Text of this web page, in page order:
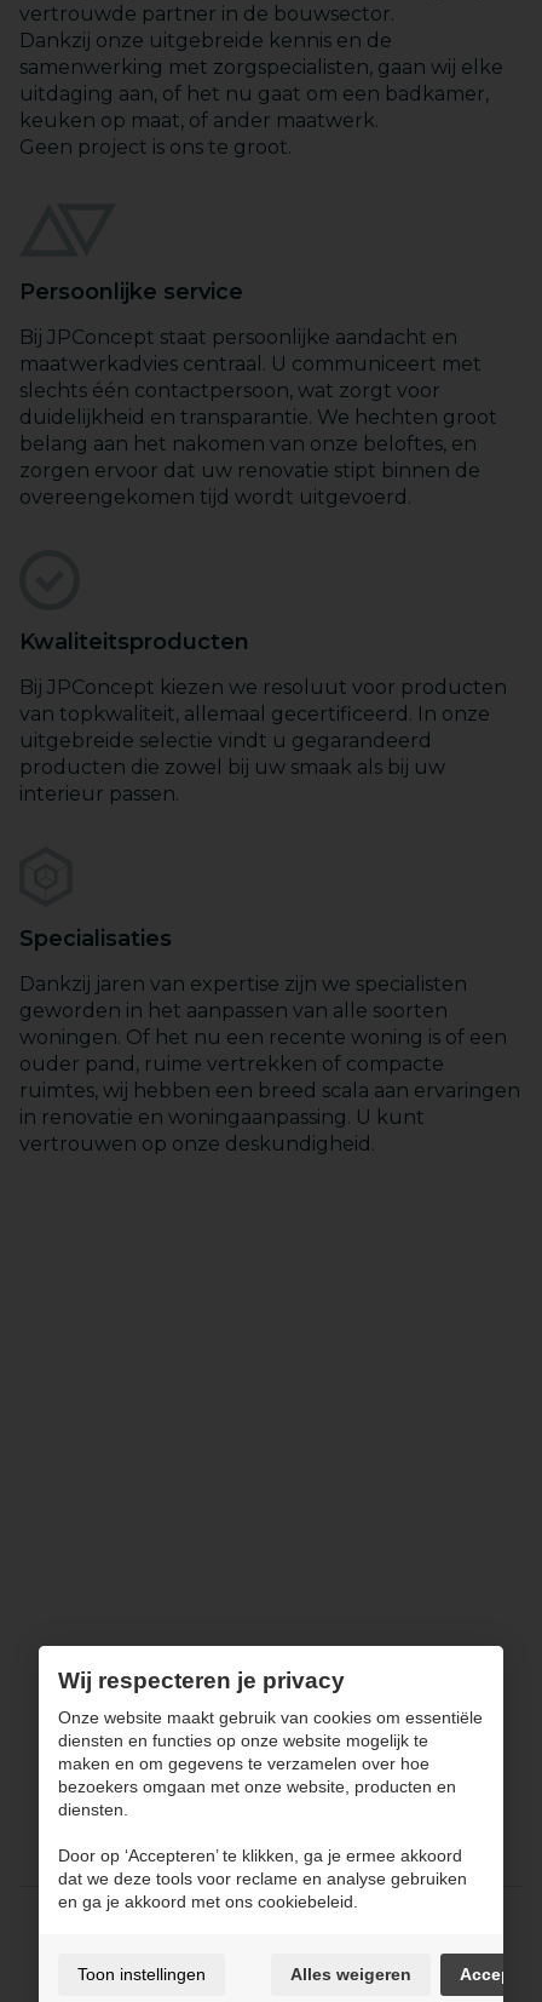
vertrouwde partner in de bouwsector.
Dankzij onze uitgebreide kennis en de
samenwerking met zorgspecialisten, gaan wij elke
uitdaging aan, of het nu gaat om een badkamer,
keuken op maat, of ander maatwerk.
Geen project is ons te groot.
Persoonlijke service
Bij JPConcept staat persoonlijke aandacht en
maatwerkadvies centraal. U communiceert met
slechts één contactpersoon, wat zorgt voor
duidelijkheid en transparantie. We hechten groot
belang aan het nakomen van onze beloftes, en
zorgen ervoor dat uw renovatie stipt binnen de
overeengekomen tijd wordt uitgevoerd.
Kwaliteitsproducten
Bij JPConcept kiezen we resoluut voor producten
van topkwaliteit, allemaal gecertificeerd. In onze
uitgebreide selectie vindt u gegarandeerd
producten die zowel bij uw smaak als bij uw
interieur passen.
Specialisaties
Dankzij jaren van expertise zijn we specialisten
geworden in het aanpassen van alle soorten
woningen. Of het nu een recente woning is of een
ouder pand, ruime vertrekken of compacte
ruimtes, wij hebben een breed scala aan ervaringen
in renovatie en woningaanpassing. U kunt
vertrouwen op onze deskundigheid.
Keukens
Badkamers
Over JPCONCEPT Contact
Cookie voorkeuren
Wij respecteren je privacy
Onze website maakt gebruik van cookies om essentiële
diensten en functies op onze website mogelijk te
maken en om gegevens te verzamelen over hoe
bezoekers omgaan met onze website, producten en
diensten.
Door op ‘Accepteren’ te klikken, ga je ermee akkoord
dat we deze tools voor reclame en analyse gebruiken
en ga je akkoord met ons cookiebeleid.
Toon instellingen Alles weigeren